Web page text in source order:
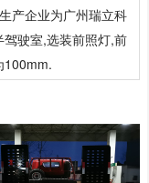
产企业为广州瑞立科
驶室,选装前照灯,前
100mm.